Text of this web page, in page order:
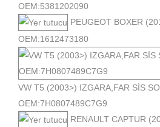
OEM:5381202090
PEUGEOT BOXER
OEM:1612473180
VW T5 (2003>) IZGARA,FAR SİS
OEM:7H0807489C7G9
RENAULT CAPTUR